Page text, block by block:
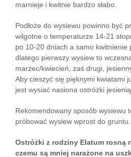
marnieje i kwitnie bardzo słabo.
Podłoże do wysiewu powinno być
wilgotne o temperaturze 14-21
po 10-20 dniach a samo kwitnienie
dlatego pierwszy wysiew to
marzec/kwiecień, zaś drugi,
Aby cieszyć się pięknymi kwiatami
jest wysiać nasiona ostróżki
Rekomendowany sposób wysiewu
próbować wysiew wprost do gruntu.
Ostróżki z rodziny Elatum rosną
czemu są mniej narażone na